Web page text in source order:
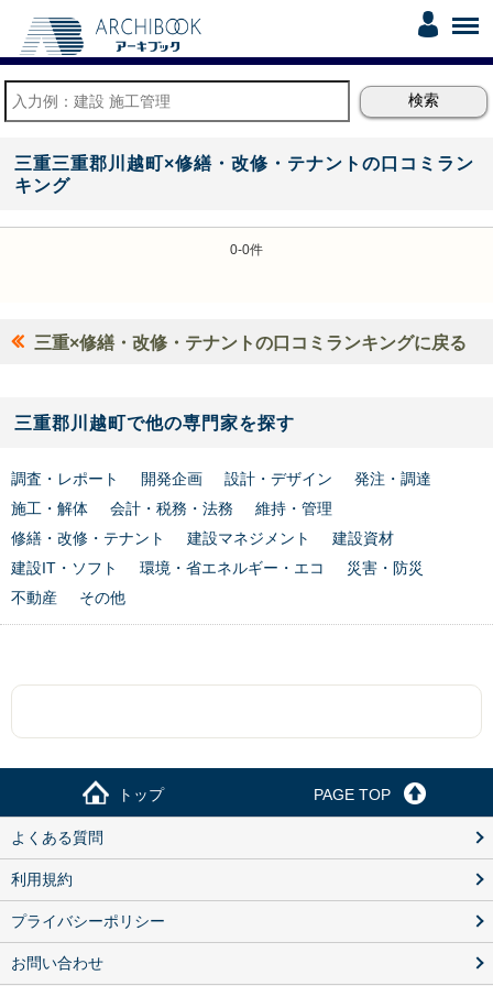
三重三重郡川越町×修繕・改修・テナントの口コミラン
キング
0-0件
三重×修繕・改修・テナントの口コミランキングに戻る
三重郡川越町で他の専門家を探す
調査・レポート 開発企画 設計・デザイン
発注・調達
施工・解体
会計・税務・法務
維持・管理
修繕・改修・テナント
建設マネジメント
建設資材
建設IT・ソフト
環境・省エネルギー・エコ
災害・防災
不動産
その他
トップ PAGE TOP
よくある質問
利用規約
プライバシーポリシー
お問い合わせ